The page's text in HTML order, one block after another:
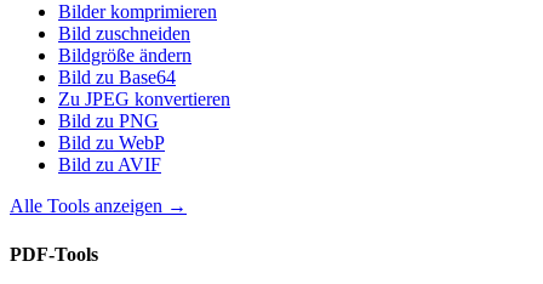
Bilder komprimieren
Bild zuschneiden
Bildgröße ändern
Bild zu Base64
Zu JPEG konvertieren
Bild zu PNG
Bild zu WebP
Bild zu AVIF
Alle Tools anzeigen →
PDF-Tools